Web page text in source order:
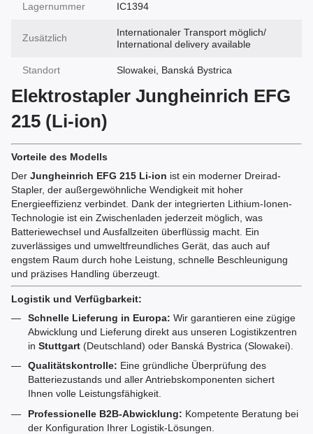
Lagernummer IC1394
Zusätzlich
Internationaler Transport möglich/
International delivery available
Standort Slowakei, Banská Bystrica
Elektrostapler Jungheinrich EFG
215 (Li-ion)
Vorteile des Modells
Der Jungheinrich EFG 215 Li-ion ist ein moderner Dreirad-
Stapler, der außergewöhnliche Wendigkeit mit hoher
Energieeffizienz verbindet. Dank der integrierten Lithium-Ionen-
Technologie ist ein Zwischenladen jederzeit möglich, was
Batteriewechsel und Ausfallzeiten überflüssig macht. Ein
zuverlässiges und umweltfreundliches Gerät, das auch auf
engstem Raum durch hohe Leistung, schnelle Beschleunigung
und präzises Handling überzeugt.
Logistik und Verfügbarkeit:
Schnelle Lieferung in Europa: Wir garantieren eine zügige
Abwicklung und Lieferung direkt aus unseren Logistikzentren
in Stuttgart (Deutschland) oder Banská Bystrica (Slowakei).
Qualitätskontrolle: Eine gründliche Überprüfung des
Batteriezustands und aller Antriebskomponenten sichert
Ihnen volle Leistungsfähigkeit.
Professionelle B2B-Abwicklung: Kompetente Beratung bei
der Konfiguration Ihrer Logistik-Lösungen.